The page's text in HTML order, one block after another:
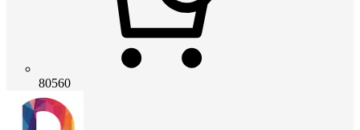
80560